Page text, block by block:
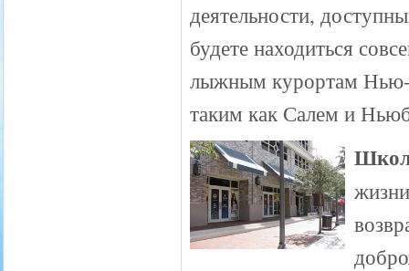
деятельности,
будете находиться
лыжным курортам Нью-
таким как Салем и